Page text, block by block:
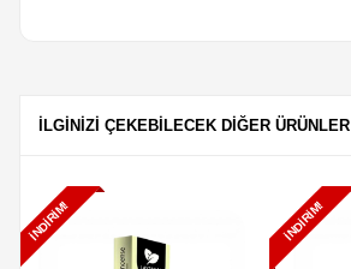
İLGİNİZİ ÇEKEBİLECEK DİĞER ÜRÜNLER
İNDIRIM! İNDIRIM!